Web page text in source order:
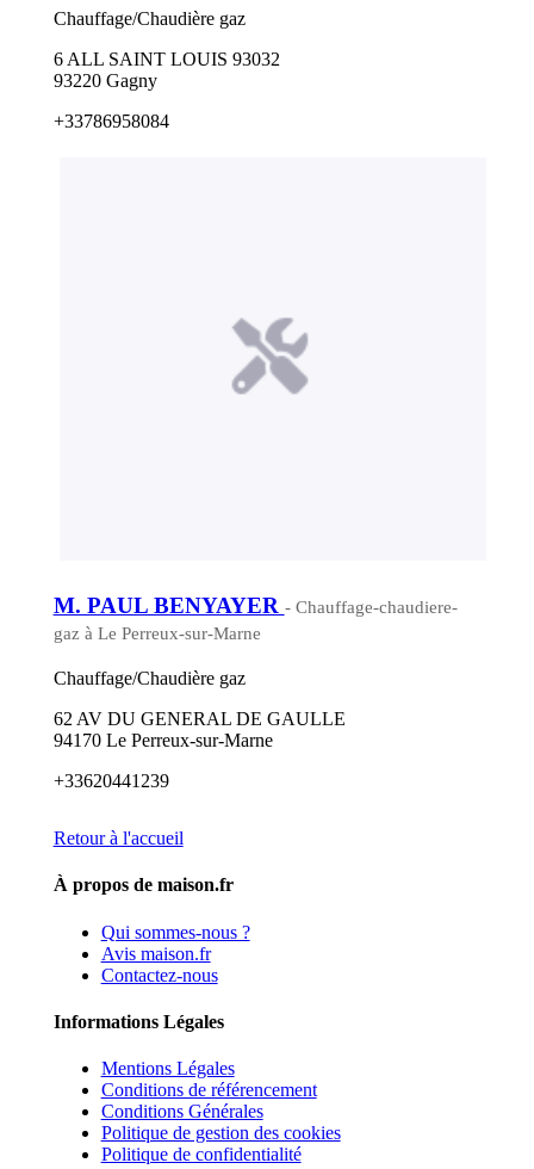
Chauffage/Chaudière gaz
6 ALL SAINT LOUIS 93032
93220 Gagny
+33786958084
M. PAUL BENYAYER - Chauffage-chaudiere-
gaz à Le Perreux-sur-Marne
Chauffage/Chaudière gaz
62 AV DU GENERAL DE GAULLE
94170 Le Perreux-sur-Marne
+33620441239
Retour à l'accueil
À propos de maison.fr
Qui sommes-nous ?
Avis maison.fr
Contactez-nous
Informations Légales
Mentions Légales
Conditions de référencement
Conditions Générales
Politique de gestion des cookies
Politique de confidentialité